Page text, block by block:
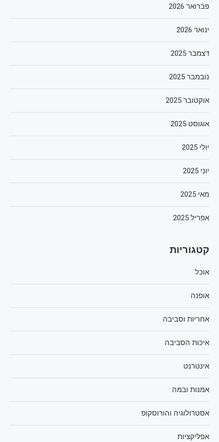
פברואר 2026
ינואר 2026
דצמבר 2025
נובמבר 2025
אוקטובר 2025
אוגוסט 2025
יולי 2025
יוני 2025
מאי 2025
אפריל 2025
קטגוריות
אוכל
אופנה
אחריות וסביבה
איכות הסביבה
אינטרנט
אמנות ובמה
אסטרולוגיה והורוסקופ
אפליקציות